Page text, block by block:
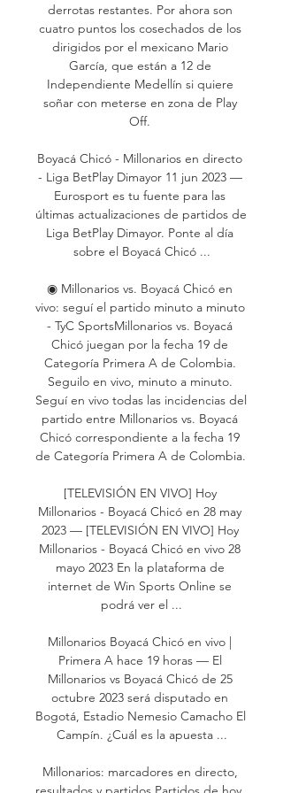
derrotas restantes. Por ahora son
cuatro puntos los cosechados de los
dirigidos por el mexicano Mario
García, que están a 12 de
Independiente Medellín si quiere
soñar con meterse en zona de Play
Off.
Boyacá Chicó - Millonarios en directo
- Liga BetPlay Dimayor 11 jun 2023 —
Eurosport es tu fuente para las
últimas actualizaciones de partidos de
Liga BetPlay Dimayor. Ponte al día
sobre el Boyacá Chicó ...
◉ Millonarios vs. Boyacá Chicó en
vivo: seguí el partido minuto a minuto
- TyC SportsMillonarios vs. Boyacá
Chicó juegan por la fecha 19 de
Categoría Primera A de Colombia.
Seguilo en vivo, minuto a minuto.
Seguí en vivo todas las incidencias del
partido entre Millonarios vs. Boyacá
Chicó correspondiente a la fecha 19
de Categoría Primera A de Colombia.
[TELEVISIÓN EN VIVO] Hoy
Millonarios - Boyacá Chicó en 28 may
2023 — [TELEVISIÓN EN VIVO] Hoy
Millonarios - Boyacá Chicó en vivo 28
mayo 2023 En la plataforma de
internet de Win Sports Online se
podrá ver el ...
Millonarios Boyacá Chicó en vivo |
Primera A hace 19 horas — El
Millonarios vs Boyacá Chicó de 25
octubre 2023 será disputado en
Bogotá, Estadio Nemesio Camacho El
Campín. ¿Cuál es la apuesta ...
Millonarios: marcadores en directo,